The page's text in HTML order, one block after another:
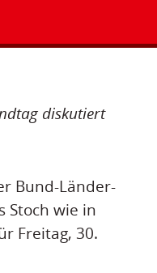
diskutiert
Bund-Länder-
Stoch wie in
Freitag, 30.